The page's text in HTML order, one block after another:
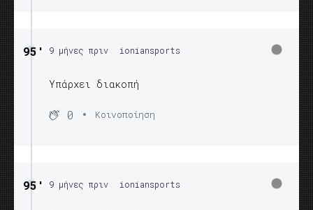
95′ 9 μήνες πριν ioniansports
Υπάρχει διακοπή
0 Κοινοποίηση
95′ 9 μήνες πριν ioniansports